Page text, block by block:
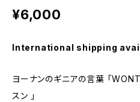
¥6,000
International shipping
ヨーナンのギニアの言葉 「
スン 」